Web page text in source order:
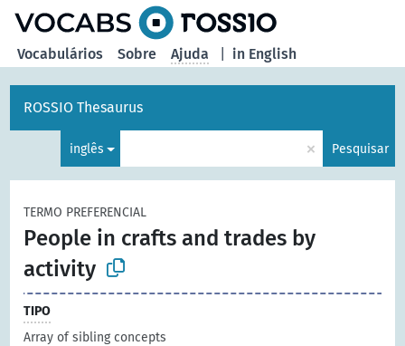
in English
Vocabulários Sobre Ajuda
ROSSIO Thesaurus
inglês × Pesquisar
TERMO PREFERENCIAL
People in crafts and trades by
activity
TIPO
Array of sibling concepts